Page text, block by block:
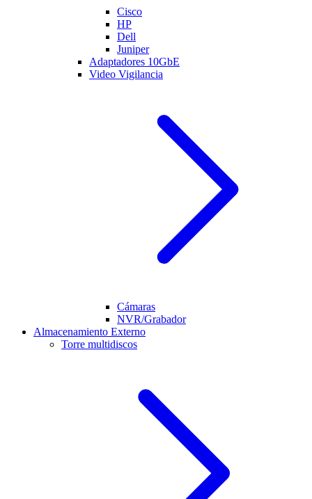
Cisco
HP
Dell
Juniper
Adaptadores 10GbE
Video Vigilancia
Cámaras
NVR/Grabador
Almacenamiento Externo
Torre multidiscos